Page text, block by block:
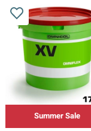
Summer Sale